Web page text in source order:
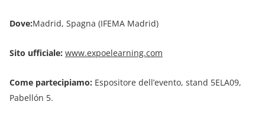
Dove:Madrid, Spagna (IFEMA Madrid)
Sito ufficiale: www.expoelearning.com
Come partecipiamo: Espositore dell’evento, stand 5ELA09,
Pabellón 5.